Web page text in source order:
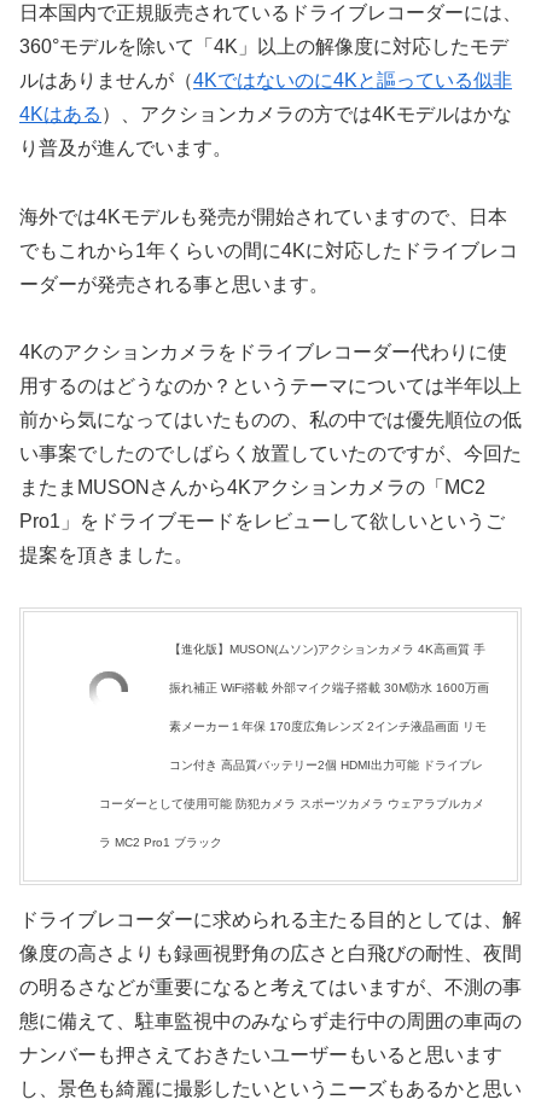
日本国内で正規販売されているドライブレコーダーには、
360°モデルを除いて「4K」以上の解像度に対応したモデ
ルはありませんが（4Kではないのに4Kと謳っている似非
4Kはある ）、アクションカメラの方では4Kモデルはかな
り普及が進んでいます。
海外では4Kモデルも発売が開始されていますので、日本
でもこれから1年くらいの間に4Kに対応したドライブレコ
ーダーが発売される事と思います。
4Kのアクションカメラをドライブレコーダー代わりに使
用するのはどうなのか？というテーマについては半年以上
前から気になってはいたものの、私の中では優先順位の低
い事案でしたのでしばらく放置していたのですが、今回た
またまMUSONさんから4Kアクションカメラの「MC2
Pro1」をドライブモードをレビューして欲しいというご
提案を頂きました。
【進化版】MUSON(ムソン)アクションカメラ 4K高画質 手
振れ補正 WiFi搭載 外部マイク端子搭載 30M防水 1600万画
素メーカー１年保 170度広角レンズ 2インチ液晶画面 リモ
コン付き 高品質バッテリー2個 HDMI出力可能 ドライブレ
コーダーとして使用可能 防犯カメラ スポーツカメラ ウェアラブルカメ
ラ MC2 Pro1 ブラック
ドライブレコーダーに求められる主たる目的としては、解
像度の高さよりも録画視野角の広さと白飛びの耐性、夜間
の明るさなどが重要になると考えてはいますが、不測の事
態に備えて、駐車監視中のみならず走行中の周囲の車両の
ナンバーも押さえておきたいユーザーもいると思います
し、景色も綺麗に撮影したいというニーズもあるかと思い